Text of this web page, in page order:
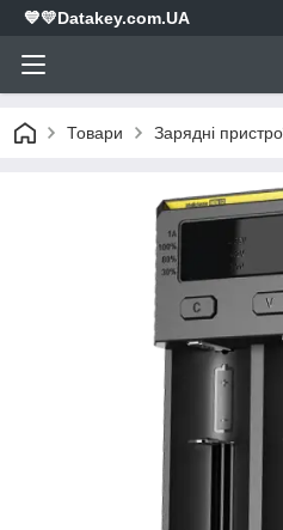
💙💛Datakey.com.UA
Товари Зарядні